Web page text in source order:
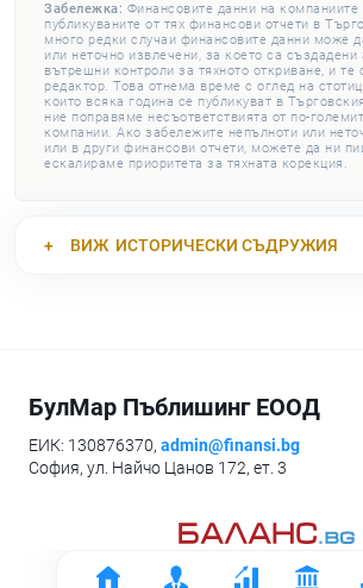
Забележка: Финансовите данни на компаниите
публикуваните от тях финансови отчети в
много редки случаи финансовите данни може
или неточно извлечени, за което са създадени
вътрешни контроли за тяхното откриване, и те
редактор. Това отнема време с оглед на
които всяка година се публикуват в
ние поправяме несъответствията от по-
компании. Ако забележите непълноти или
или в други финансови отчети, можете да ни
ескалираме приоритета за тяхната корекция.
ВИЖ ИСТОРИЧЕСКИ СЪДРУЖИЯ
БулМар Пъблишинг ЕООД
ЕИК: 130876370, admin@finansi.bg
София, ул. Найчо Цанов 172, ет. 3